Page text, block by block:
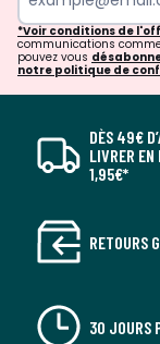
*Voir conditions de
communications
pouvez vous
notre politique de
DÈS 49€
LIVRER EN
1,95€*
RETOURS
30 JOURS